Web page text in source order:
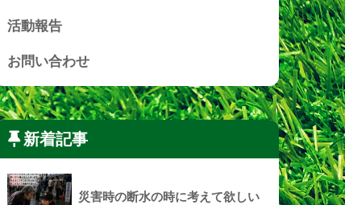
活動報告
お問い合わせ
新着記事
災害時の断水の時に考えて欲しい